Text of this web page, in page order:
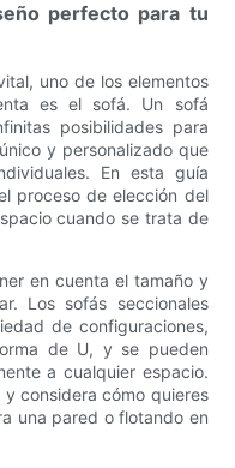
perfecto para tu
uno de los elementos
es el sofá. Un sofá
posibilidades para
y personalizado que
En esta guía
proceso de elección del
cuando se trata de
en cuenta el tamaño y
Los sofás seccionales
de configuraciones,
de U, y se pueden
a cualquier espacio.
considera cómo quieres
una pared o flotando en